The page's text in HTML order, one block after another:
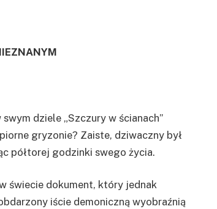
dziele „Szczury w ścianach”
gryzonie? Zaiste, dziwaczny był
półtorej godzinki swego życia.
świecie dokument, który jednak
iście demoniczną wyobraźnią